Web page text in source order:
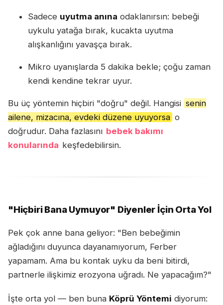
Sadece uyutma anına odaklanırsın: bebeği
uykulu yatağa bırak, kucakta uyutma
alışkanlığını yavaşça bırak.
Mikro uyanışlarda 5 dakika bekle; çoğu zaman
kendi kendine tekrar uyur.
Bu üç yöntemin hiçbiri "doğru" değil. Hangisi senin
ailene, mizacına, evdeki düzene uyuyorsa o
doğrudur. Daha fazlasını bebek bakımı
konularında keşfedebilirsin.
"Hiçbiri Bana Uymuyor" Diyenler İçin Orta Yol
Pek çok anne bana geliyor: "Ben bebeğimin
ağladığını duyunca dayanamıyorum, Ferber
yapamam. Ama bu kontak uyku da beni bitirdi,
partnerle ilişkimiz erozyona uğradı. Ne yapacağım?"
İşte orta yol — ben buna Köprü Yöntemi diyorum: